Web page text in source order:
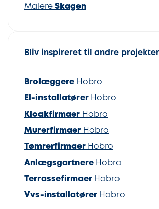
Malere Skagen
Bliv inspireret til andre projekter
Brolæggere Hobro
El-installatører Hobro
Kloakfirmaer Hobro
Murerfirmaer Hobro
Tømrerfirmaer Hobro
Anlægsgartnere Hobro
Terrassefirmaer Hobro
Vvs-installatører Hobro